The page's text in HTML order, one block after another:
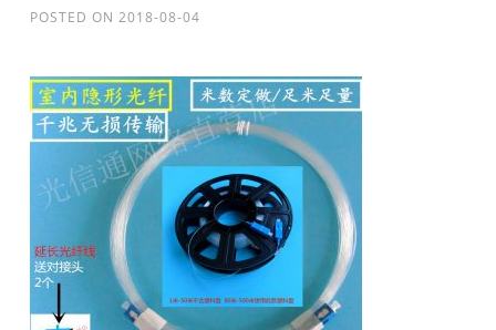
POSTED ON 2018-08-04